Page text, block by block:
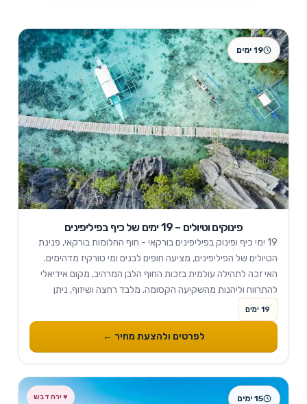
19 ימים
פינוקים וטיולים – 19 ימים של כיף בפיליפינים
19 ימי כיף ופינוק בפיליפינים בורקאי - חוף החלומות בורקאי, פנינת
הטיולים של הפיליפינים, מציעה חופים לבנים ומי טורקיז מדהימים.
האי זכה לתהילה עולמית בזכות החוף הלבן המרהיב, מקום אידיאלי
להתרווח וליהנות מהשקיעה הקסומה. מלבד רחצה ושיזוף, ניתן
להתמסר לפעילויות ימיות כמו...
19 ימים
לפרטים ולהצעת מחיר ←
15 ימים